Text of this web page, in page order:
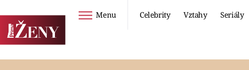
Menu Celebrity Vztahy Seriály